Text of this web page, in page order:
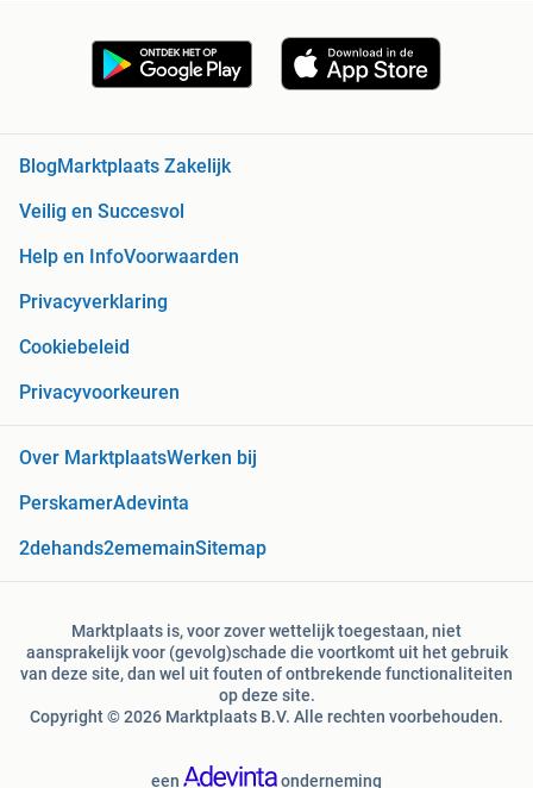
Blog Marktplaats Zakelijk
Veilig en Succesvol
Help en InfoVoorwaarden
Privacyverklaring
Cookiebeleid
Privacyvoorkeuren
Over MarktplaatsWerken bij
PerskamerAdevinta
2dehands2ememainSitemap
Marktplaats is, voor zover wettelijk toegestaan, niet
aansprakelijk voor (gevolg)schade die voortkomt uit het gebruik
van deze site, dan wel uit fouten of ontbrekende functionaliteiten
op deze site.
Copyright © 2026 Marktplaats B.V. Alle rechten voorbehouden.
een onderneming